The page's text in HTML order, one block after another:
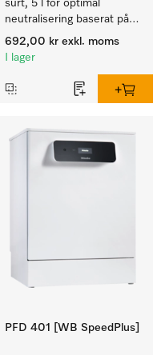
surt, 5 l för optimal
neutralisering baserat på
oorganisk syra.
692,00 kr exkl. moms
I lager
PFD 401 [WB SpeedPlus]